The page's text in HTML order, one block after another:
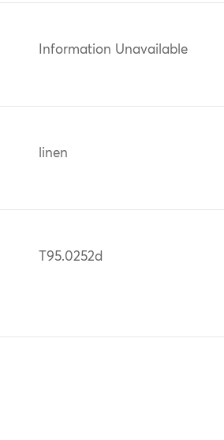
Information Unavailable
linen
T95.0252d